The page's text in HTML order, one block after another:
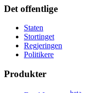
Det offentlige
Staten
Stortinget
Regjeringen
Politikere
Produkter